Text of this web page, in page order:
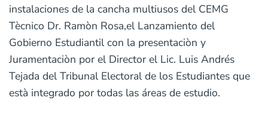
instalaciones de la cancha multiusos del CEMG
Tècnico Dr. Ramòn Rosa,el Lanzamiento del
Gobierno Estudiantil con la presentaciòn y
Juramentaciòn por el Director el Lic. Luis Andrés
Tejada del Tribunal Electoral de los Estudiantes que
està integrado por todas las áreas de estudio.